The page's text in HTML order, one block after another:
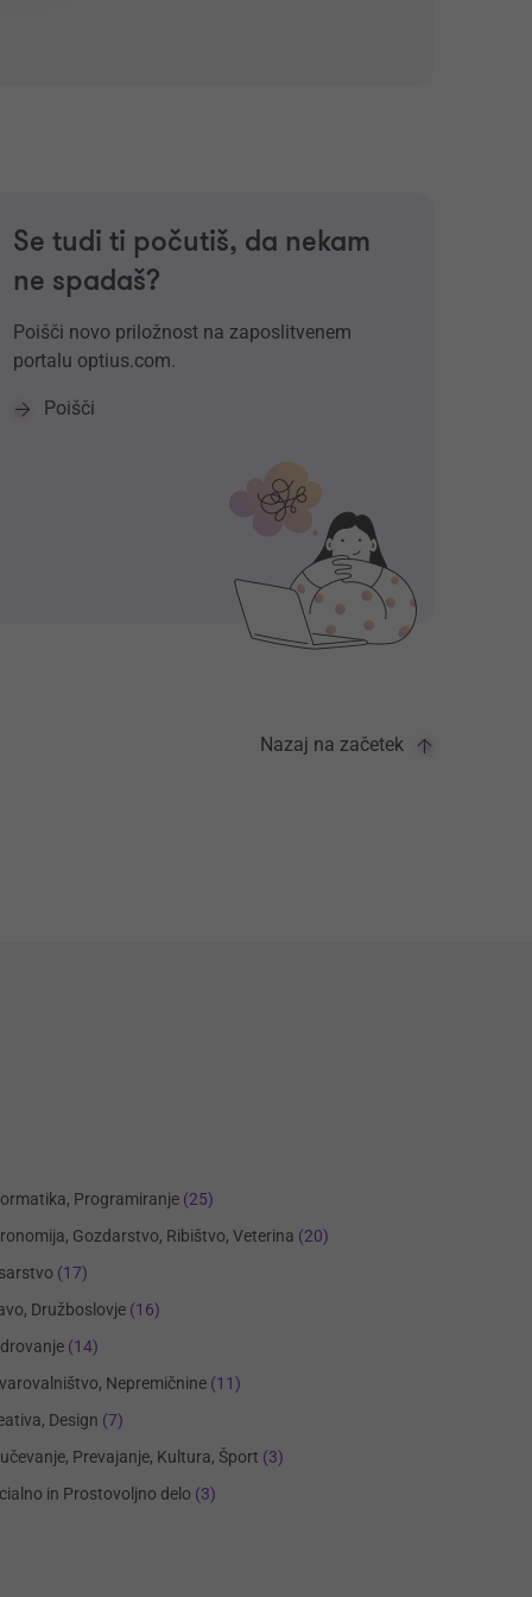
Se tudi ti počutiš, da nekam
ne spadaš?
Poišči novo priložnost na zaposlitvenem
portalu optius.com.
Poišči
Nazaj na začetek
Programiranje (25)
Gozdarstvo, Ribištvo, Veterina (20)
(17)
Družboslovje (16)
(14)
Nepremičnine (11)
Design (7)
Prevajanje, Kultura, Šport (3)
in Prostovoljno delo (3)